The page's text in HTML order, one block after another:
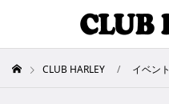
CLUB HARLEY イベント